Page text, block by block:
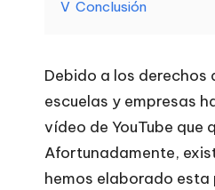
d
a
d
e
s
V Conclusión
Debido a los derechos
escuelas y empresas
vídeo de YouTube que
Afortunadamente,
hemos elaborado